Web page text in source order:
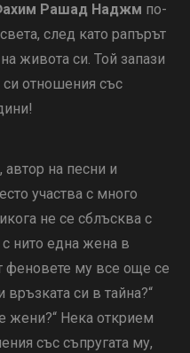
Рашад Наджм по-
след като рапърът
живота си. Той запази
си отношения със
на песни и
участва с много
не се сблъсква с
нито една жена в
феновете му все още се
връзката си в тайна?“
жени?“ Нека открием
със съпругата му,